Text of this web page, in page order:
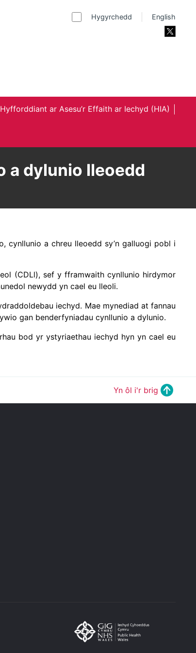
Hygyrchedd English
Hyfforddiant ar Asesu’r Effaith ar Iechyd (HIA)
a dylunio lleoedd
cynllunio a chreu lleoedd sy’n galluogi pobl i
(CDLl), sef y fframwaith cynllunio hirdymor
newydd yn cael eu lleoli.
iechyd. Mae mynediad at fannau
gan benderfyniadau cynllunio a dylunio.
bod yr ystyriaethau iechyd hyn yn cael eu
Yn ôl i'r brig